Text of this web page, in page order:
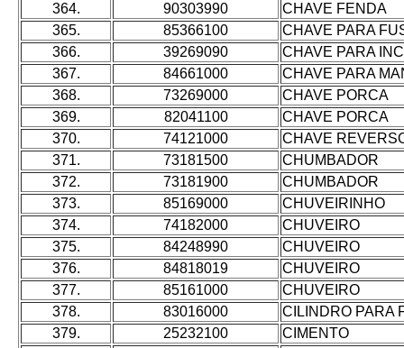
364.
90303990
CHAVE FENDA
365.
85366100
CHAVE PARA
366.
39269090
CHAVE PARA
367.
84661000
CHAVE PARA
368.
73269000
CHAVE PORCA
369.
82041100
CHAVE PORCA
370.
74121000
CHAVE
371.
73181500
CHUMBADOR
372.
73181900
CHUMBADOR
373.
85169000
CHUVEIRINHO
374.
74182000
CHUVEIRO
375.
84248990
CHUVEIRO
376.
84818019
CHUVEIRO
377.
85161000
CHUVEIRO
378.
83016000
CILINDRO PARA
379.
25232100
CIMENTO